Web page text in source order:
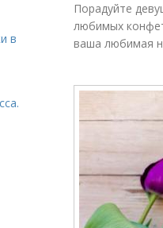
Порадуйте
любимых
ваша любимая
в